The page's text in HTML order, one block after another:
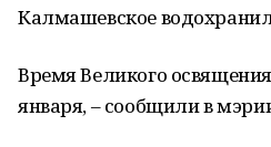
Калмашевское
Время Великого
января, – сообщили в